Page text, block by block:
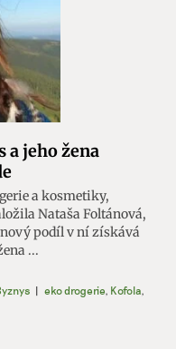
a jeho žena
a kosmetiky,
Nataša Foltánová,
podíl v ní získává
...
| eko drogerie, Kofola,